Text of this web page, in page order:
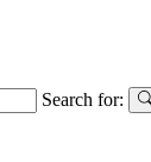
Search for: